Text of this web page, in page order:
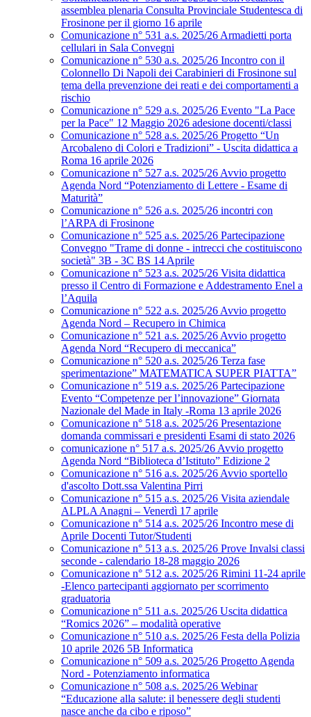
assemblea plenaria Consulta Provinciale Studentesca di
Frosinone per il giorno 16 aprile
Comunicazione n° 531 a.s. 2025/26 Armadietti porta
cellulari in Sala Convegni
Comunicazione n° 530 a.s. 2025/26 Incontro con il
Colonnello Di Napoli dei Carabinieri di Frosinone sul
tema della prevenzione dei reati e dei comportamenti a
rischio
Comunicazione n° 529 a.s. 2025/26 Evento "La Pace
per la Pace" 12 Maggio 2026 adesione docenti/classi
Comunicazione n° 528 a.s. 2025/26 Progetto “Un
Arcobaleno di Colori e Tradizioni” - Uscita didattica a
Roma 16 aprile 2026
Comunicazione n° 527 a.s. 2025/26 Avvio progetto
Agenda Nord “Potenziamento di Lettere - Esame di
Maturità”
Comunicazione n° 526 a.s. 2025/26 incontri con
l’ARPA di Frosinone
Comunicazione n° 525 a.s. 2025/26 Partecipazione
Convegno "Trame di donne - intrecci che costituiscono
società" 3B - 3C BS 14 Aprile
Comunicazione n° 523 a.s. 2025/26 Visita didattica
presso il Centro di Formazione e Addestramento Enel a
l’Aquila
Comunicazione n° 522 a.s. 2025/26 Avvio progetto
Agenda Nord – Recupero in Chimica
Comunicazione n° 521 a.s. 2025/26 Avvio progetto
Agenda Nord “Recupero di meccanica”
Comunicazione n° 520 a.s. 2025/26 Terza fase
sperimentazione” MATEMATICA SUPER PIATTA”
Comunicazione n° 519 a.s. 2025/26 Partecipazione
Evento “Competenze per l’innovazione” Giornata
Nazionale del Made in Italy -Roma 13 aprile 2026
Comunicazione n° 518 a.s. 2025/26 Presentazione
domanda commissari e presidenti Esami di stato 2026
comunicazione n° 517 a.s. 2025/26 Avvio progetto
Agenda Nord “Biblioteca d’Istituto” Edizione 2
Comunicazione n° 516 a.s. 2025/26 Avvio sportello
d'ascolto Dott.ssa Valentina Pirri
Comunicazione n° 515 a.s. 2025/26 Visita aziendale
ALPLA Anagni – Venerdì 17 aprile
Comunicazione n° 514 a.s. 2025/26 Incontro mese di
Aprile Docenti Tutor/Studenti
Comunicazione n° 513 a.s. 2025/26 Prove Invalsi classi
seconde - calendario 18-28 maggio 2026
Comunicazione n° 512 a.s. 2025/26 Rimini 11-24 aprile
-Elenco partecipanti aggiornato per scorrimento
graduatoria
Comunicazione n° 511 a.s. 2025/26 Uscita didattica
“Romics 2026” – modalità operative
Comunicazione n° 510 a.s. 2025/26 Festa della Polizia
10 aprile 2026 5B Informatica
Comunicazione n° 509 a.s. 2025/26 Progetto Agenda
Nord - Potenziamento informatica
Comunicazione n° 508 a.s. 2025/26 Webinar
“Educazione alla salute: il benessere degli studenti
nasce anche da cibo e riposo”